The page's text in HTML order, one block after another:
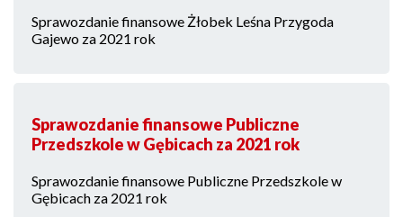
Sprawozdanie finansowe Żłobek Leśna Przygoda
Gajewo za 2021 rok
Sprawozdanie finansowe Publiczne
Przedszkole w Gębicach za 2021 rok
Sprawozdanie finansowe Publiczne Przedszkole w
Gębicach za 2021 rok